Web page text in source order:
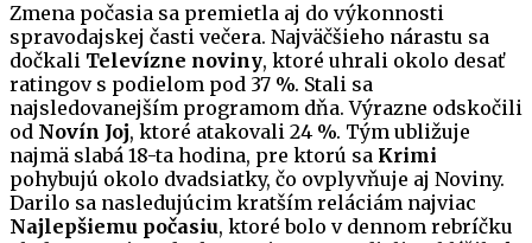
Zmena počasia sa premietla aj do výkonnosti
spravodajskej časti večera. Najväčšieho nárastu sa
dočkali Televízne noviny, ktoré uhrali okolo desať
ratingov s podielom pod 37 %. Stali sa
najsledovanejším programom dňa. Výrazne odskočili
od Novín Joj, ktoré atakovali 24 %. Tým ubližuje
najmä slabá 18-ta hodina, pre ktorú sa Krimi
pohybujú okolo dvadsiatky, čo ovplyvňuje aj Noviny.
Darilo sa nasledujúcim kratším reláciám najviac
Najlepšiemu počasiu, ktoré bolo v dennom rebríčku